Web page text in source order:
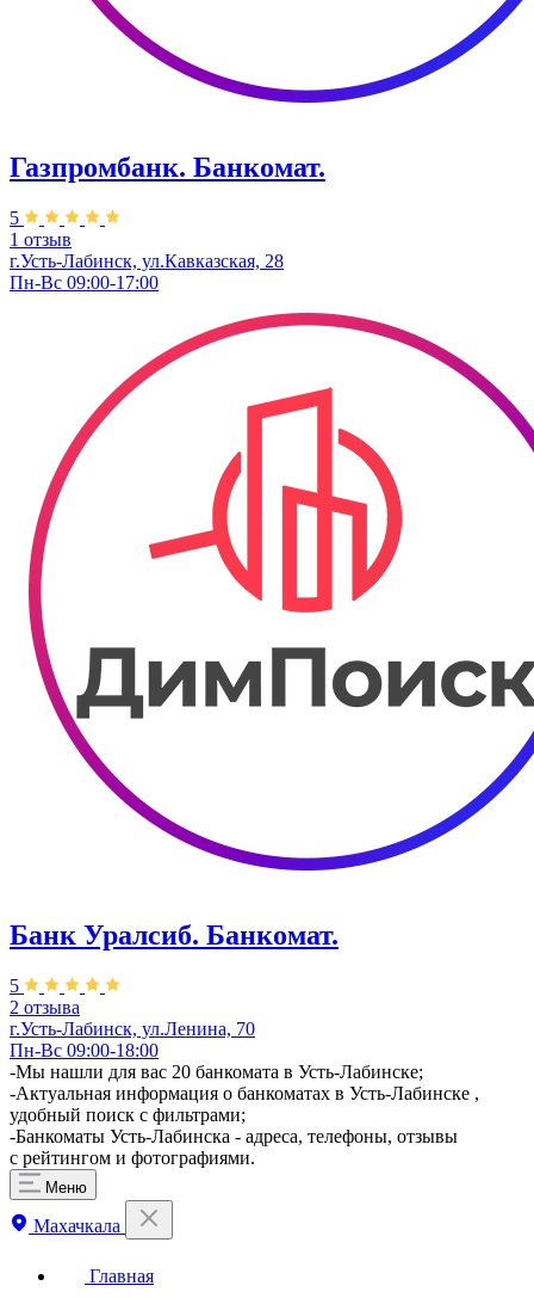
Газпромбанк. Банкомат.
5
1 отзыв
г.Усть-Лабинск, ул.Кавказская, 28
Пн-Вс 09:00-17:00
Банк Уралсиб. Банкомат.
5
2 отзыва
г.Усть-Лабинск, ул.​​Ленина, 70
Пн-Вс 09:00-18:00
-Мы нашли для вас 20 банкомата в Усть-Лабинске;
-Актуальная информация о банкоматах в Усть-Лабинске ,
удобный поиск с фильтрами;
-Банкоматы Усть-Лабинска - адреса, телефоны, отзывы
с рейтингом и фотографиями.
Меню
Махачкала
Главная